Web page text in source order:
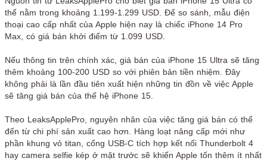
thể nằm trong khoảng 1.199-1.299 USD. Để so sánh, mẫu điện
thoại cao cấp nhất của Apple hiện nay là chiếc iPhone 14 Pro
Max, có giá bán khởi điểm từ 1.099 USD.
Nếu thông tin trên chính xác, giá bán của iPhone 15 Ultra sẽ tăng
thêm khoảng 100-200 USD so với phiên bản tiền nhiệm. Đây
không phải là lần đầu tiên xuất hiện những tin đồn về việc Apple
sẽ tăng giá bán của thế hệ iPhone 15.
Theo LeaksApplePro, nguyên nhân của việc tăng giá bán có thể
đến từ chi phí sản xuất cao hơn. Hàng loạt nâng cấp mới như
phần khung vỏ titan, cổng USB-C tích hợp kết nối Thunderbolt 4
hay camera selfie kép ở mặt trước sẽ khiến Apple tốn thêm ít nhất